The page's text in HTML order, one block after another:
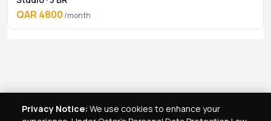
QAR 4800 /month
Privacy Notice: We use cookies to enhance your